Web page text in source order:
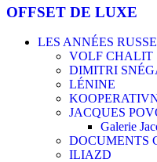
OFFSET DE LUXE
LES ANNÉES
VOLF CHALIT
DIMITRI
LÉNINE
JACQUES
Galerie
DOCUMENTS
ILIAZD